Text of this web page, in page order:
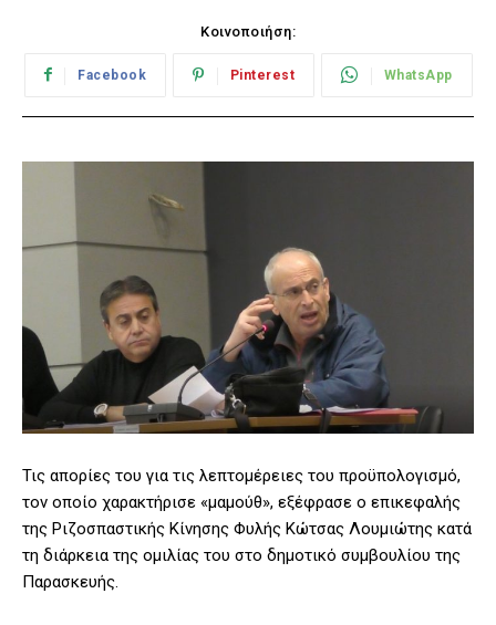
Κοινοποιήση:
Facebook Pinterest WhatsApp
Τις απορίες του για τις λεπτομέρειες του προϋπολογισμό,
τον οποίο χαρακτήρισε «μαμούθ», εξέφρασε ο επικεφαλής
της Ριζοσπαστικής Κίνησης Φυλής Κώτσας Λουμιώτης κατά
τη διάρκεια της ομιλίας του στο δημοτικό συμβουλίου της
Παρασκευής.